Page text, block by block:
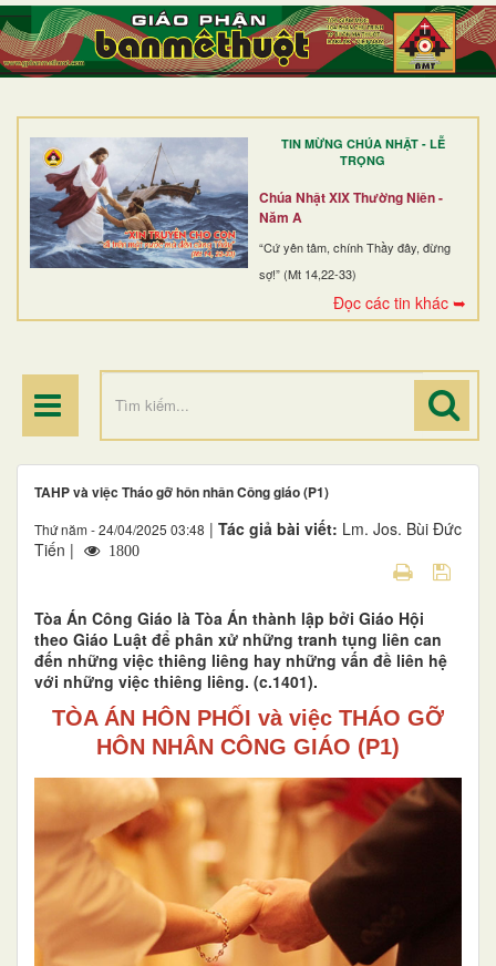
TIN MỪNG CHÚA NHẬT - LỄ
TRỌNG
Chúa Nhật XIX Thường Niên -
Năm A
“Cứ yên tâm, chính Thầy đây, đừng
sợ!” (Mt 14,22-33)
Đọc các tin khác ➥
TRANG NHẤT
GIỚI THIỆU
DÒNG TU
BAN MỤC VỤ
ĐOÀN THỂ CG
ĐIỂM HÀNH HƯƠNG
TAHP và việc Tháo gỡ hôn nhân Công giáo (P1)
Thứ năm - 24/04/2025 03:48 | Tác giả bài viết: Lm. Jos. Bùi Đức
Tiến |
1800
Tòa Án Công Giáo là Tòa Án thành lập bởi Giáo Hội
theo Giáo Luật để phân xử những tranh tụng liên can
đến những việc thiêng liêng hay những vấn đề liên hệ
với những việc thiêng liêng. (c.1401).
TÒA ÁN HÔN PHỐI và việc THÁO GỠ
HÔN NHÂN CÔNG GIÁO (P1)